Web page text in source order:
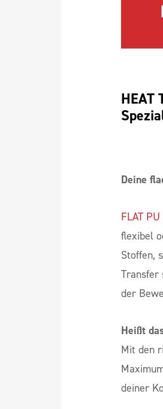
HEAT
Deine
FLAT
flexibel
Stoffen,
Transfer
der
Heißt
Mit den
deiner